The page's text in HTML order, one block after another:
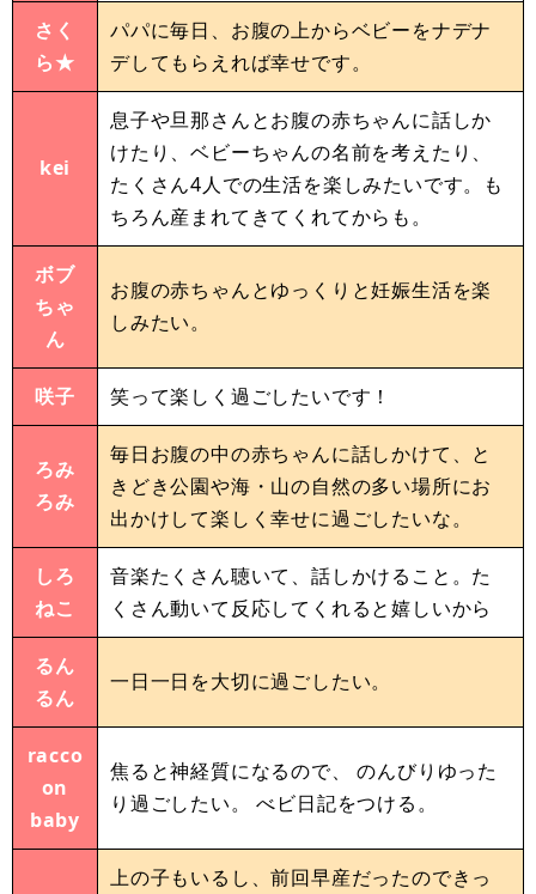
さく
ら★
パパに毎日、お腹の上からベビーをナデナ
デしてもらえれば幸せです。
kei
息子や旦那さんとお腹の赤ちゃんに話しか
けたり、ベビーちゃんの名前を考えたり、
たくさん4人での生活を楽しみたいです。も
ちろん産まれてきてくれてからも。
ボブ
ちゃ
ん
お腹の赤ちゃんとゆっくりと妊娠生活を楽
しみたい。
咲子 笑って楽しく過ごしたいです！
ろみ
ろみ
毎日お腹の中の赤ちゃんに話しかけて、と
きどき公園や海・山の自然の多い場所にお
出かけして楽しく幸せに過ごしたいな。
しろ
ねこ
音楽たくさん聴いて、話しかけること。た
くさん動いて反応してくれると嬉しいから
るん
るん
一日一日を大切に過ごしたい。
racco
on
baby
焦ると神経質になるので、 のんびりゆった
り過ごしたい。 べビ日記をつける。
上の子もいるし、前回早産だったのできっ